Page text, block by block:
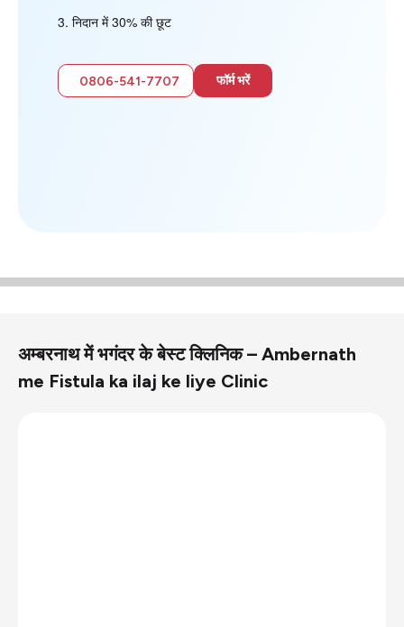
निदान में 30% की छूट
0806-541-7707 फॉर्म भरें
अम्बरनाथ में भगंदर के बेस्ट क्लिनिक – Ambernath
me Fistula ka ilaj ke liye Clinic